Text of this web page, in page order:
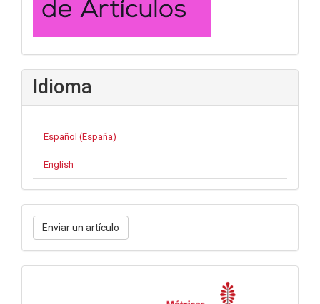
Idioma
Español (España)
English
Enviar
un
artículo
Enviar un artículo